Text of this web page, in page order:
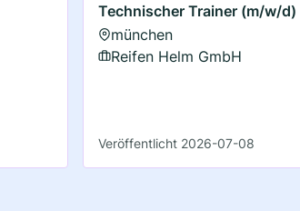
Technischer Trainer (m/w/d)
münchen
Reifen Helm GmbH
Veröffentlicht 2026-07-08